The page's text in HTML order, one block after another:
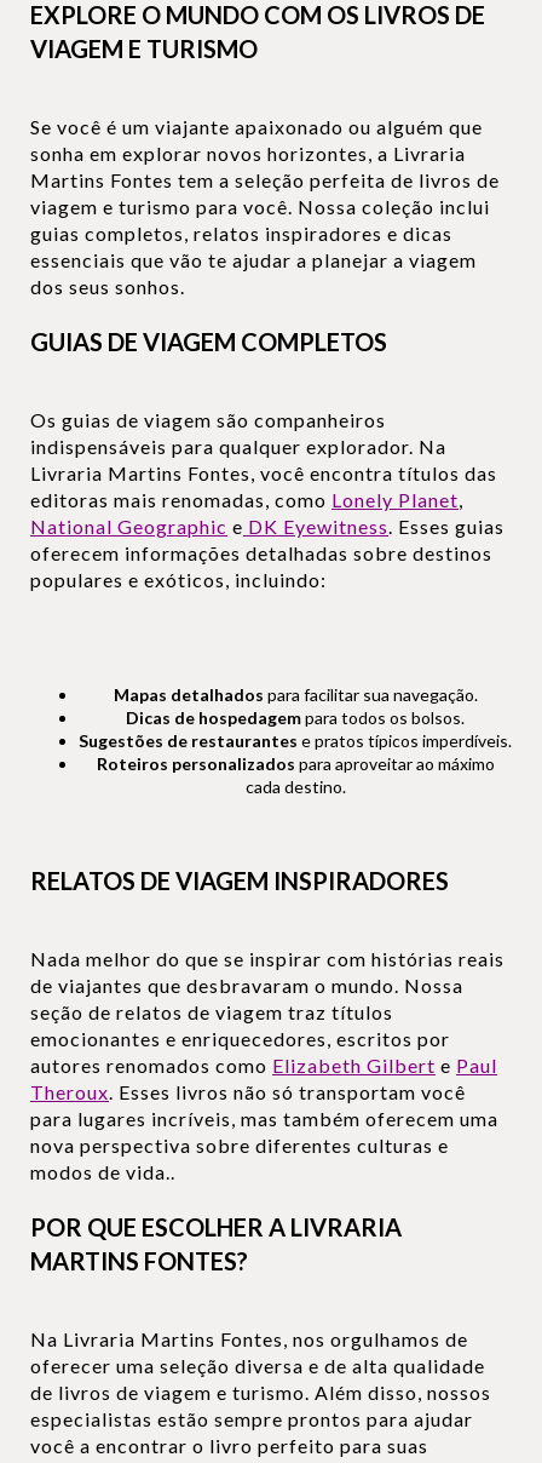
EXPLORE O MUNDO COM OS LIVROS DE
VIAGEM E TURISMO
Se você é um viajante apaixonado ou alguém que
sonha em explorar novos horizontes, a Livraria
Martins Fontes tem a seleção perfeita de livros de
viagem e turismo para você. Nossa coleção inclui
guias completos, relatos inspiradores e dicas
essenciais que vão te ajudar a planejar a viagem
dos seus sonhos.
GUIAS DE VIAGEM COMPLETOS
Os guias de viagem são companheiros
indispensáveis para qualquer explorador. Na
Livraria Martins Fontes, você encontra títulos das
editoras mais renomadas, como Lonely Planet,
National Geographic e DK Eyewitness. Esses guias
oferecem informações detalhadas sobre destinos
populares e exóticos, incluindo:
Mapas detalhados para facilitar sua navegação.
Dicas de hospedagempara todos os bolsos.
Sugestões de restaurantes e pratos típicos imperdíveis.
Roteiros personalizados para aproveitar ao máximo
cada destino.
RELATOS DE VIAGEM INSPIRADORES
Nada melhor do que se inspirar com histórias reais
de viajantes que desbravaram o mundo. Nossa
seção de relatos de viagem traz títulos
emocionantes e enriquecedores, escritos por
autores renomados como Elizabeth Gilbert e Paul
Theroux. Esses livros não só transportam você
para lugares incríveis, mas também oferecem uma
nova perspectiva sobre diferentes culturas e
modos de vida..
POR QUE ESCOLHER A LIVRARIA
MARTINS FONTES?
Na Livraria Martins Fontes, nos orgulhamos de
oferecer uma seleção diversa e de alta qualidade
de livros de viagem e turismo. Além disso, nossos
especialistas estão sempre prontos para ajudar
você a encontrar o livro perfeito para suas